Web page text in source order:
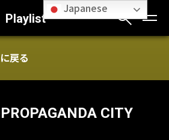
Playlist
戻る
CITY
Japanese